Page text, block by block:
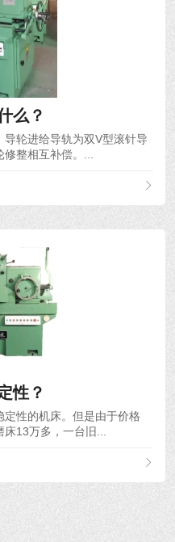
么？
轮进给导轨为双V型滚针导
修整相互补偿。...
性？
性的机床。但是由于价格
床13万多，一台旧...